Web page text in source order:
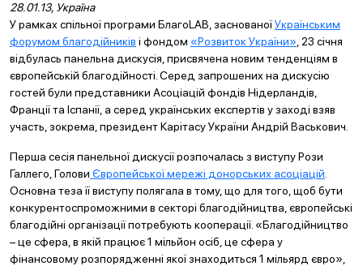
28.01.13, Україна
У рамках спільної програми БлагоLAB, заснованоїУкраїнським
форумом благодійників і фондом «Розвиток України» , 23 січня
відбулась панельна дискусія, присвячена новим тенденціям в
європейській благодійності. Серед запрошених на дискусію
гостей були представники Асоціацій фондів Нідерландів,
Франції та Іспанії, а серед українських експертів у заході взяв
участь, зокрема, президент Карітасу України Андрій Васькович.
Перша сесія панельної дискусії розпочалась з виступу Рози
Галлего, Голови Європейської мережі донорських асоціацій
Основна теза її виступу полягала в тому, що для того, щоб бути
конкурентоспроможними в секторі благодійництва, європейські
благодійні організації потребують кооперації. «Благодійництво
– це сфера, в якій працює 1 мільйон осіб, це сфера у
фінансовому розпорядженні якої знаходиться 1 мільярд євро»,